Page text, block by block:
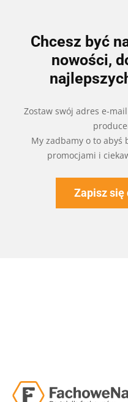
Chcesz być
nowości,
Zostaw swój adres e-
My zadbamy o to abyś
promocjami i
Zapisz się